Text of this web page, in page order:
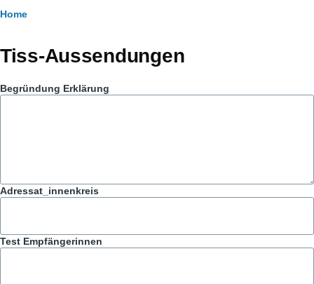
Breadcrumb
Home
Tiss-Aussendungen
Begründung Erklärung
Adressat_innenkreis
Test Empfängerinnen